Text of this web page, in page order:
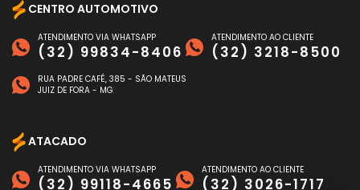
CENTRO AUTOMOTIVO
ATENDIMENTO VIA WHATSAPP
(32) 99834-8406
ATENDIMENTO AO CLIENTE
(32) 3218-8500
RUA PADRE CAFÉ, 385 - SÃO MATEUS
JUIZ DE FORA - MG
ATACADO
ATENDIMENTO VIA WHATSAPP
(32) 99118-4665
ATENDIMENTO AO CLIENTE
(32) 3026-1717